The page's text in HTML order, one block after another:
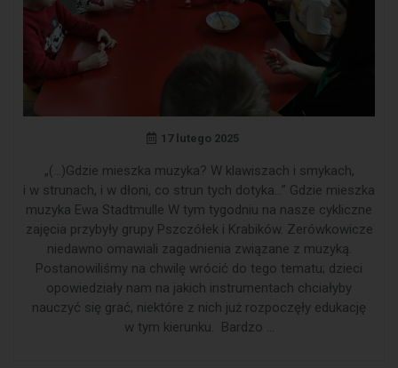
17 lutego 2025
„(…)Gdzie mieszka muzyka? W klawiszach i smykach,
i w strunach, i w dłoni, co strun tych dotyka…” Gdzie mieszka
muzyka Ewa Stadtmulle W tym tygodniu na nasze cykliczne
zajęcia przybyły grupy Pszczółek i Krabików. Zerówkowicze
niedawno omawiali zagadnienia związane z muzyką.
Postanowiliśmy na chwilę wrócić do tego tematu; dzieci
opowiedziały nam na jakich instrumentach chciałyby
nauczyć się grać, niektóre z nich już rozpoczęły edukację
w tym kierunku. Bardzo …